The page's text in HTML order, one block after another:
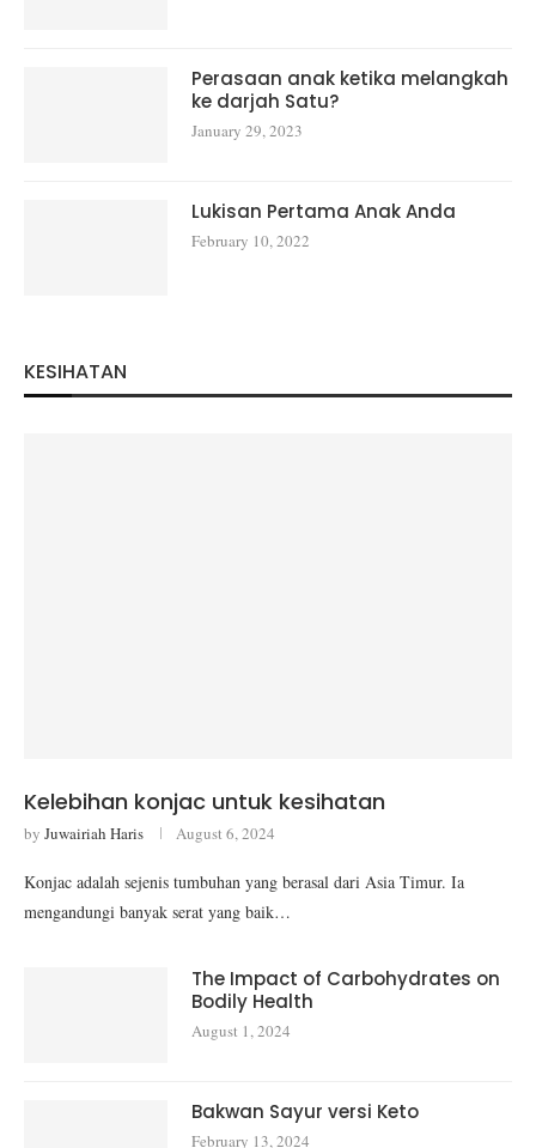
Perasaan anak ketika melangkah
ke darjah Satu?
January 29, 2023
Lukisan Pertama Anak Anda
February 10, 2022
KESIHATAN
Kelebihan konjac untuk kesihatan
by Juwairiah Haris August 6, 2024
Konjac adalah sejenis tumbuhan yang berasal dari Asia Timur. Ia
mengandungi banyak serat yang baik…
The Impact of Carbohydrates on
Bodily Health
August 1, 2024
Bakwan Sayur versi Keto
February 13, 2024